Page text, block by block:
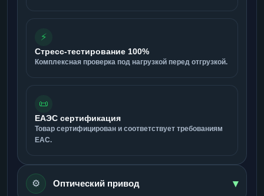
⚡
Стресс-тестирование 100%
Комплексная проверка под нагрузкой перед отгрузкой.
📜
ЕАЭС сертификация
Товар сертифицирован и соответствует требованиям
ЕАС.
⚙️ Оптический привод ▾